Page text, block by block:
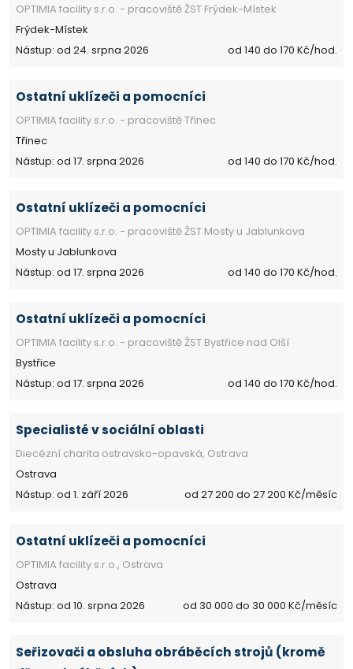
OPTIMIA facility s.r.o. - pracoviště ŽST Frýdek-Místek
Frýdek-Místek
Nástup: od 24. srpna 2026
od 140 do 170 Kč/hod.
Ostatní uklízeči a pomocníci
OPTIMIA facility s.r.o. - pracoviště Třinec
Třinec
Nástup: od 17. srpna 2026
od 140 do 170 Kč/hod.
Ostatní uklízeči a pomocníci
OPTIMIA facility s.r.o. - pracoviště ŽST Mosty u Jablunkova
Mosty u Jablunkova
Nástup: od 17. srpna 2026
od 140 do 170 Kč/hod.
Ostatní uklízeči a pomocníci
OPTIMIA facility s.r.o. - pracoviště ŽST Bystřice nad Olší
Bystřice
Nástup: od 17. srpna 2026
od 140 do 170 Kč/hod.
Specialisté v sociální oblasti
Diecézní charita ostravsko-opavská, Ostrava
Ostrava
Nástup: od 1. září 2026
od 27 200 do 27 200 Kč/měsíc
Ostatní uklízeči a pomocníci
OPTIMIA facility s.r.o., Ostrava
Ostrava
Nástup: od 10. srpna 2026
od 30 000 do 30 000 Kč/měsíc
Seřizovači a obsluha obráběcích strojů (kromě